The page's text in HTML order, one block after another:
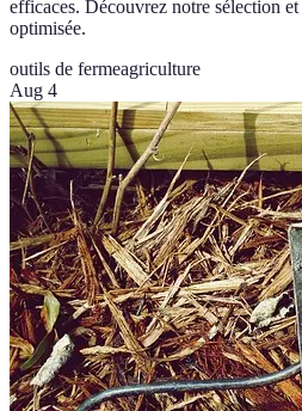
efficaces. Découvrez notre sélection
optimisée.
outils de fermeagriculture
Aug 4